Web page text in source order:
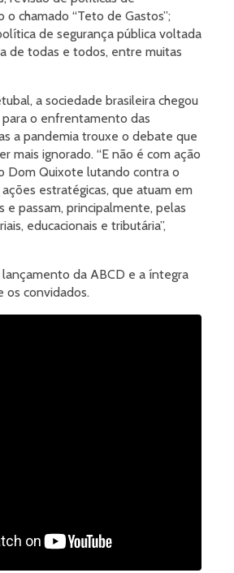
o chamado “Teto de Gastos”;
de segurança pública voltada
de todas e todos, entre muitas
a sociedade brasileira chegou
o enfrentamento das
a pandemia trouxe o debate que
mais ignorado. “E não é com ação
Dom Quixote lutando contra o
estratégicas, que atuam em
e passam, principalmente, pelas
educacionais e tributária”,
lançamento da ABCD e a íntegra
os convidados.